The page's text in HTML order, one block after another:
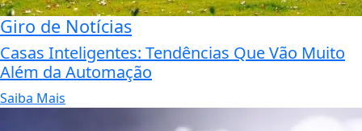
Giro de Notícias
Casas Inteligentes: Tendências Que Vão Muito
Além da Automação
Saiba Mais